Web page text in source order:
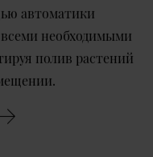
автоматики
необходимыми
полив растений